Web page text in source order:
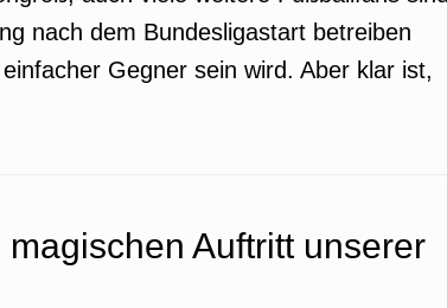
nach dem Bundesligastart betreiben
Gegner sein wird. Aber klar ist,
Auftritt unserer